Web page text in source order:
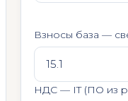
Взносы база —
НДС — IT (ПО из